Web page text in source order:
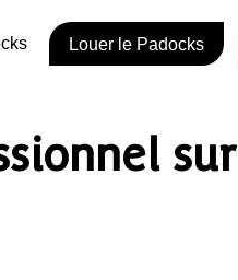
Louer le Padocks
sur